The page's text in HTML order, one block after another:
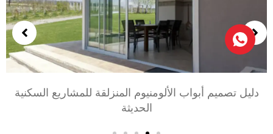
اختيار أبواب الألومنيوم لغرف النوم وغرف المعيشة: راحة,
أسلوب, والخصوصية